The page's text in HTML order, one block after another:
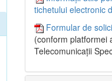
tichetului electronic
Formular de
(conform platformei
Telecomunicații